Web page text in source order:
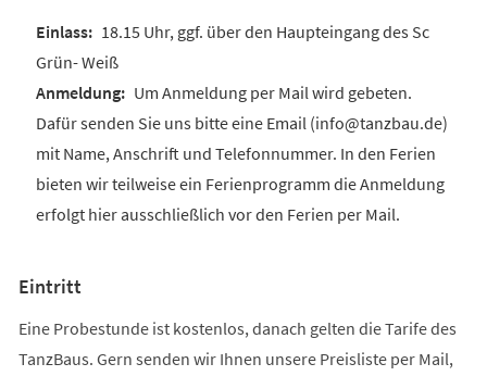
18.15 Uhr, ggf. über den Haupteingang des Sc
Grün- Weiß
Um Anmeldung per Mail wird gebeten.
Dafür senden Sie uns bitte eine Email (info@tanzbau.de)
mit Name, Anschrift und Telefonnummer. In den Ferien
bieten wir teilweise ein Ferienprogramm die Anmeldung
erfolgt hier ausschließlich vor den Ferien per Mail.
Eintritt
Eine Probestunde ist kostenlos, danach gelten die Tarife des
TanzBaus. Gern senden wir Ihnen unsere Preisliste per Mail,